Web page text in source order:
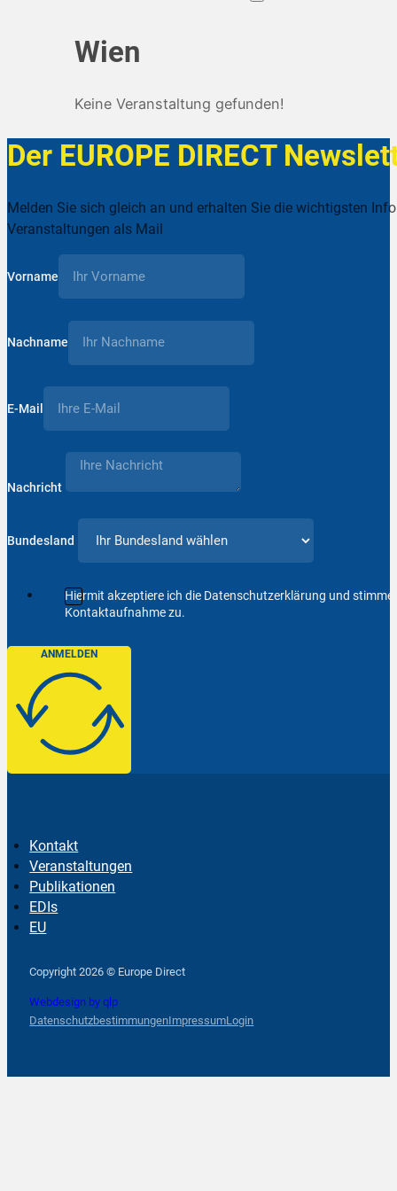
Wien
Keine Veranstaltung gefunden!
Der EUROPE DIRECT
Melden Sie sich gleich an und erhalten Sie die wichtigsten
Veranstaltungen als Mail
Vorname
Nachname
E-Mail
Nachricht
Bundesland
Hiermit akzeptiere ich die Datenschutzerklärung und
Kontaktaufnahme zu.
ANMELDEN
Kontakt
Veranstaltungen
Publikationen
EDIs
EU
Copyright 2026 © Europe Direct
Webdesign by qlp
DatenschutzbestimmungenImpressumLogin